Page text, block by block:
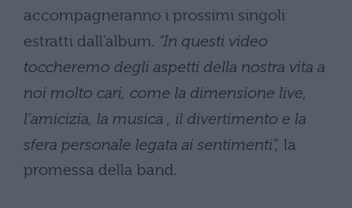
accompagneranno i prossimi singoli
estratti dall’album. “In questi video
toccheremo degli aspetti della nostra vita a
noi molto cari, come la dimensione live,
l’amicizia, la musica , il divertimento e la
sfera personale legata ai sentimenti”, la
promessa della band.